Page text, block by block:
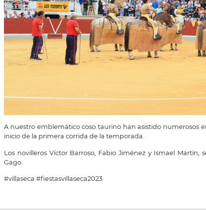
A nuestro emblemático coso taurino han asistido numerosos
inicio de la primera corrida de la temporada.
Los novilleros Víctor Barroso, Fabio Jiménez y Ismael
Gago.
#villaseca #fiestasvillaseca2023